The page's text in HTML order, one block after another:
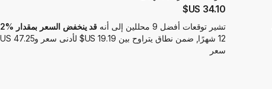
34.10 US$
تشير توقعات أفضل 9 محللين إلى أنه قد ينخفض السعر بمقدار 4.22‎%‎
سعر